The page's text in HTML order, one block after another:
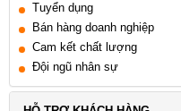
Tuyển dụng
Bán hàng doanh nghiệp
Cam kết chất lượng
Đội ngũ nhân sự